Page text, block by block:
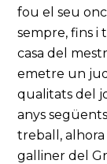
fou el seu
sempre, fins i
casa del
emetre un
qualitats del
anys
treball, alhora
galliner del